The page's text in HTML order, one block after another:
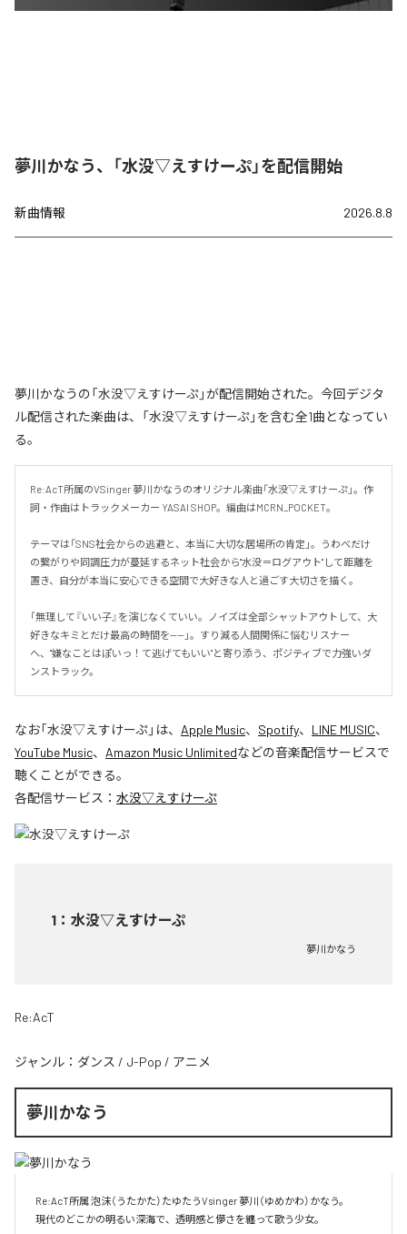
夢川かなう、「水没▽えすけーぷ」を配信開始
新曲情報 2026.8.8
夢川かなうの「水没▽えすけーぷ」が配信開始された。今回デジタ
ル配信された楽曲は、「水没▽えすけーぷ」を含む全1曲となってい
る。
Re:AcT所属のVSinger 夢川かなうのオリジナル楽曲「水没▽えすけーぷ」。作
詞・作曲はトラックメーカー YASAI SHOP。編曲はMCRN_POCKET。
テーマは「SNS社会からの逃避と、本当に大切な居場所の肯定」。うわべだけ
の繋がりや同調圧力が蔓延するネット社会から"水没＝ログアウト"して距離を
置き、自分が本当に安心できる空間で大好きな人と過ごす大切さを描く。
「無理して『いい子』を演じなくていい。ノイズは全部シャットアウトして、大
好きなキミとだけ最高の時間を——」。すり減る人間関係に悩むリスナー
へ、"嫌なことはぽいっ！て逃げてもいい"と寄り添う、ポジティブで力強いダ
ンストラック。
なお「水没▽えすけーぷ」は、 Apple Music、 Spotify、 LINE MUSIC、
YouTube Music、 Amazon Music Unlimitedなどの音楽配信サービスで
聴くことができる。
各配信サービス： 水没▽えすけーぷ
1 ： 水没▽えすけーぷ
夢川かなう
Re:AcT
ジャンル： ダンス / J-Pop / アニメ
夢川かなう
現代のどこかの明るい深海で、透明感と儚さを纏って歌う少女。